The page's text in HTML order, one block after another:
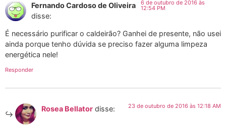
Fernando Cardoso de Oliveira
disse:
6 de outubro de 2016 às
12:54 PM
É necessário purificar o caldeirão? Ganhei de presente, não usei
ainda porque tenho dúvida se preciso fazer alguma limpeza
energética nele!
Responder
Rosea Bellator disse: 23 de outubro de 2016 às 12:18 AM